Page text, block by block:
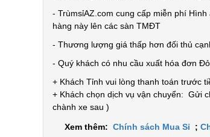
- TrùmsỉAZ.com cung cấp miễn phí
hàng này lên các sàn TMĐT
- Thương lượng giá thấp hơn đối thủ
- Quý khách có nhu cầu xuất hóa đơn
+ Khách Tỉnh vui lòng thanh toán trước
+ Khách chọn dịch vụ vận chuyển: Gửi
chành xe sau )
Xem thêm: Chính sách Mua Sỉ ;